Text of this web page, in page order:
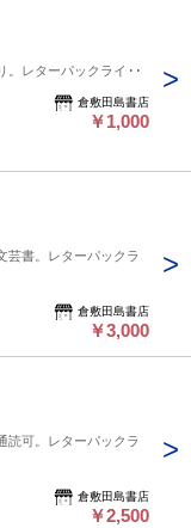
。レターパックライト
倉敷田島書店
￥1,000
書。レターパックラ
倉敷田島書店
￥3,000
読可。レターパックラ
倉敷田島書店
￥2,500